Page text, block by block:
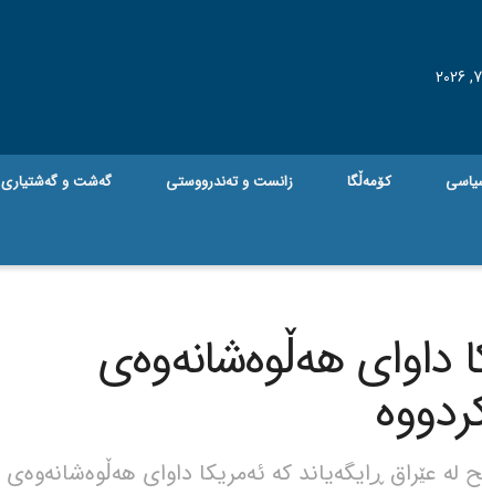
کۆمەڵگا زانست و تەندرووستی گه‌شت و گه‌شتیاری
داوای هەڵوەشانەوەی
عێراق ڕایگەیاند کە ئەمریکا داوای هەڵوەشانەوەی